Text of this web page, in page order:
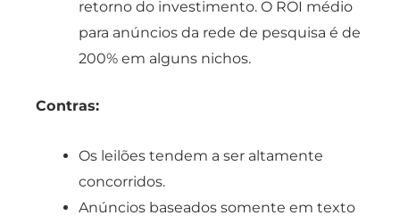
retorno do investimento. O ROI médio
para anúncios da rede de pesquisa é de
200% em alguns nichos.
Contras:
Os leilões tendem a ser altamente
concorridos.
Anúncios baseados somente em texto